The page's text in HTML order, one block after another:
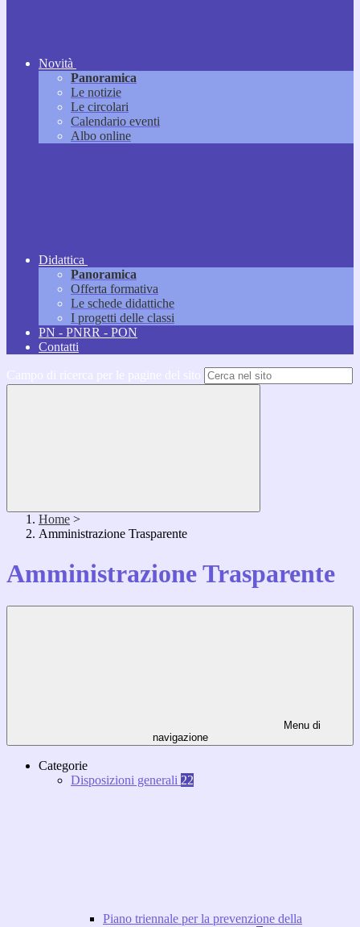
Novità
Panoramica
Le notizie
Le circolari
Calendario eventi
Albo online
Didattica
Panoramica
Offerta formativa
Le schede didattiche
I progetti delle classi
PN - PNRR - PON
Contatti
Home >
Amministrazione Trasparente
Amministrazione Trasparente
Menu di
navigazione
Categorie
Disposizioni generali 22
Piano triennale per la prevenzione della